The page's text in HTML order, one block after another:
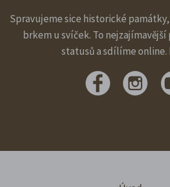
Spravujeme sice historické
brkem u svíček. To nejzajímavější
statusů a sdílíme online.